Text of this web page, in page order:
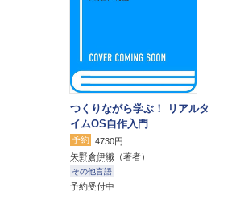
つくりながら学ぶ！ リアルタ
イムOS自作入門
予約 4730円
矢野倉伊織 （著者）
その他言語
予約受付中